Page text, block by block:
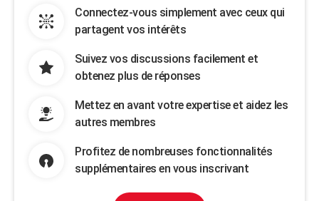
Connectez-vous simplement avec ceux qui
partagent vos intérêts
Suivez vos discussions facilement et
obtenez plus de réponses
Mettez en avant votre expertise et aidez les
autres membres
Profitez de nombreuses fonctionnalités
supplémentaires en vous inscrivant